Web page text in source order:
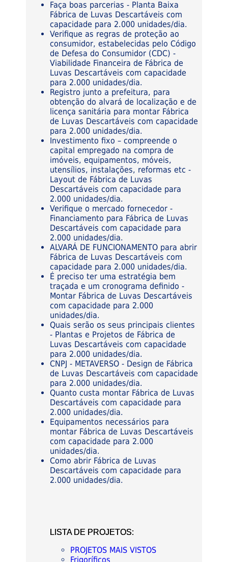
Faça boas parcerias - Planta Baixa
Fábrica de Luvas Descartáveis com
capacidade para 2.000 unidades/dia.
Verifique as regras de proteção ao
consumidor, estabelecidas pelo Código
de Defesa do Consumidor (CDC) -
Viabilidade Financeira de Fábrica de
Luvas Descartáveis com capacidade
para 2.000 unidades/dia.
Registro junto a prefeitura, para
obtenção do alvará de localização e de
licença sanitária para montar Fábrica
de Luvas Descartáveis com capacidade
para 2.000 unidades/dia.
Investimento fixo – compreende o
capital empregado na compra de
imóveis, equipamentos, móveis,
utensílios, instalações, reformas etc -
Layout de Fábrica de Luvas
Descartáveis com capacidade para
2.000 unidades/dia.
Verifique o mercado fornecedor -
Financiamento para Fábrica de Luvas
Descartáveis com capacidade para
2.000 unidades/dia.
ALVARÁ DE FUNCIONAMENTO para abrir
Fábrica de Luvas Descartáveis com
capacidade para 2.000 unidades/dia.
É preciso ter uma estratégia bem
traçada e um cronograma definido -
Montar Fábrica de Luvas Descartáveis
com capacidade para 2.000
unidades/dia.
Quais serão os seus principais clientes
- Plantas e Projetos de Fábrica de
Luvas Descartáveis com capacidade
para 2.000 unidades/dia.
CNPJ - METAVERSO - Design de Fábrica
de Luvas Descartáveis com capacidade
para 2.000 unidades/dia.
Quanto custa montar Fábrica de Luvas
Descartáveis com capacidade para
2.000 unidades/dia.
Equipamentos necessários para
montar Fábrica de Luvas Descartáveis
com capacidade para 2.000
unidades/dia.
Como abrir Fábrica de Luvas
Descartáveis com capacidade para
2.000 unidades/dia.
LISTA DE PROJETOS:
PROJETOS MAIS VISTOS
Frigoríficos